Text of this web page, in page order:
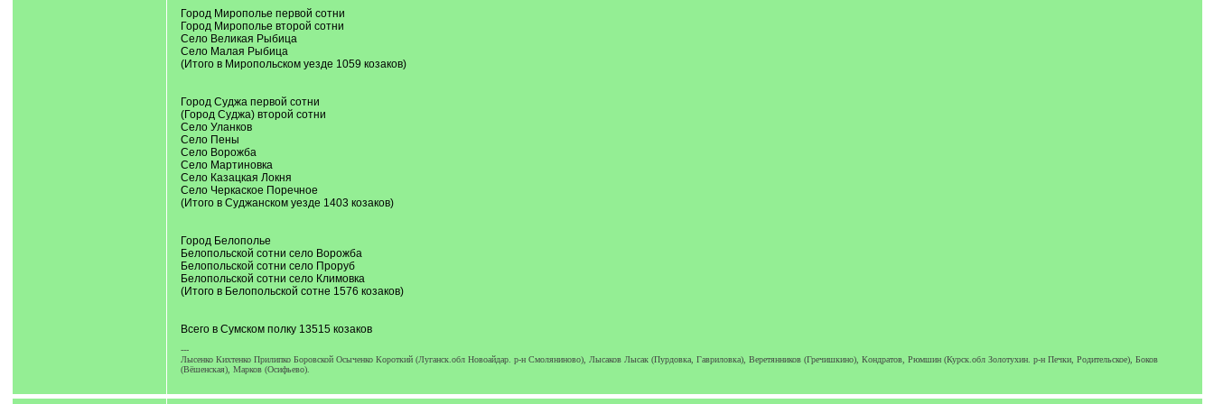
Город Мирополье первой сотни
Город Мирополье второй сотни
Село Великая Рыбица
Село Малая Рыбица
(Итого в Миропольском уезде 1059 козаков)
Город Суджа первой сотни
(Город Суджа) второй сотни
Село Уланков
Село Пены
Село Ворожба
Село Мартиновка
Село Казацкая Локня
Село Черкаское Поречное
(Итого в Суджанском уезде 1403 козаков)
Город Белополье
Белопольской сотни село Ворожба
Белопольской сотни село Проруб
Белопольской сотни село Климовка
(Итого в Белопольской сотне 1576 козаков)
Всего в Сумском полку 13515 козаков
---
Лысенко Кихтенко Прилипко Боровской Осыченко Короткий (Луганск.обл Новоайдар. р-н Смоляниново), Лысаков Лысак (Пурдовка, Гавриловка), Веретянников (Гречишкино), Кондратов, Рюмшин (Курск.обл Золотухин. р-н Печки, Родительское), Боков
(Вёшенская), Марков (Осифьево).